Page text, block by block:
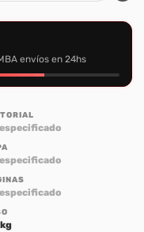
envíos en 24hs